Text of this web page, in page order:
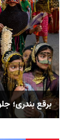
برقع بندری؛